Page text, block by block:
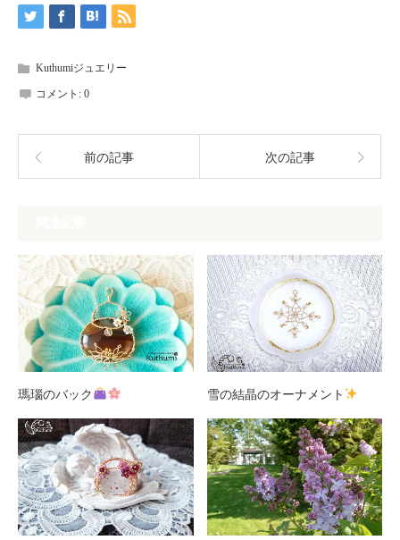
Kuthumiジュエリー
コメント: 0
前の記事 次の記事
瑪瑙のバック 雪の結晶のオーナメント